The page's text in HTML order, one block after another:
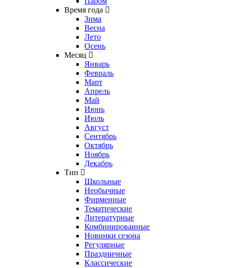
Время года
Зима
Весна
Лето
Осень
Месяц
Январь
Февраль
Март
Апрель
Май
Июнь
Июль
Август
Сентябрь
Октябрь
Ноябрь
Декабрь
Тип
Школьные
Необычные
Фирменные
Тематические
Литературные
Комбинированные
Новинки сезона
Регулярные
Праздничные
Классические